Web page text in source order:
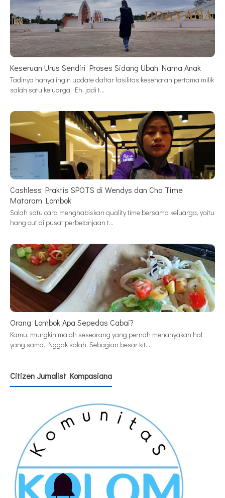
Keseruan Urus Sendiri Proses Sidang Ubah Nama Anak
Tadinya hanya ingin update daftar fasilitas kesehatan pertama milik
salah satu keluarga. Eh, jadi t…
Cashless Praktis SPOTS di Wendys dan Cha Time
Mataram Lombok
Salah satu cara menghabiskan quality time bersama keluarga, yaitu
hang out di pusat perbelanjaan t…
Orang Lombok Apa Sepedas Cabai?
Kamu, mungkin malah seseorang yang pernah menanyakan hal
yang sama. Nggak salah. Sebagian besar kit…
Citizen Jurnalist Kompasiana